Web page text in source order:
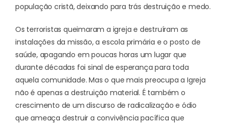
população cristã, deixando para trás destruição e medo.
Os terroristas queimaram a igreja e destruíram as
instalações da missão, a escola primária e o posto de
saúde, apagando em poucas horas um lugar que
durante décadas foi sinal de esperança para toda
aquela comunidade. Mas o que mais preocupa a Igreja
não é apenas a destruição material. É também o
crescimento de um discurso de radicalização e ódio
que ameaça destruir a convivência pacífica que